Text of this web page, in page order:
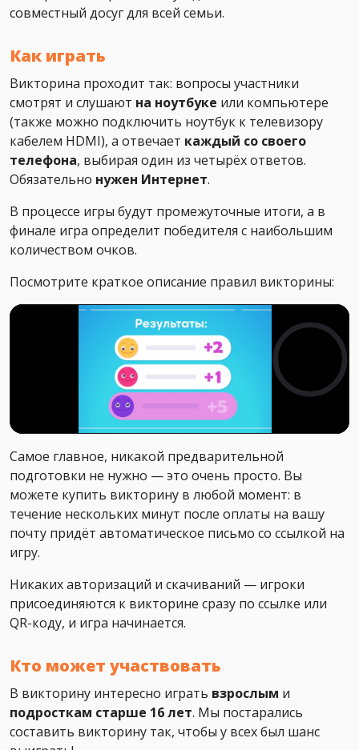
совместный досуг для всей семьи.
Как играть
Викторина проходит так: вопросы участники
смотрят и слушают на ноутбуке или компьютере
(также можно подключить ноутбук к телевизору
кабелем HDMI), а отвечает каждый со своего
телефона, выбирая один из четырёх ответов.
Обязательно нужен Интернет.
В процессе игры будут промежуточные итоги, а в
финале игра определит победителя с наибольшим
количеством очков.
Посмотрите краткое описание правил викторины:
Самое главное, никакой предварительной
подготовки не нужно — это очень просто. Вы
можете купить викторину в любой момент: в
течение нескольких минут после оплаты на вашу
почту придёт автоматическое письмо со ссылкой на
игру.
Никаких авторизаций и скачиваний — игроки
присоединяются к викторине сразу по ссылке или
QR-коду, и игра начинается.
Кто может участвовать
В викторину интересно играть взрослым и
подросткам старше 16 лет. Мы постарались
составить викторину так, чтобы у всех был шанс